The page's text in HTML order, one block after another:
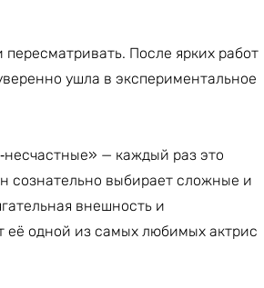
После ярких работ
ушла в экспериментальное
— каждый раз это
сознательно выбирает сложные и
внешность и
её одной из самых любимых актрис